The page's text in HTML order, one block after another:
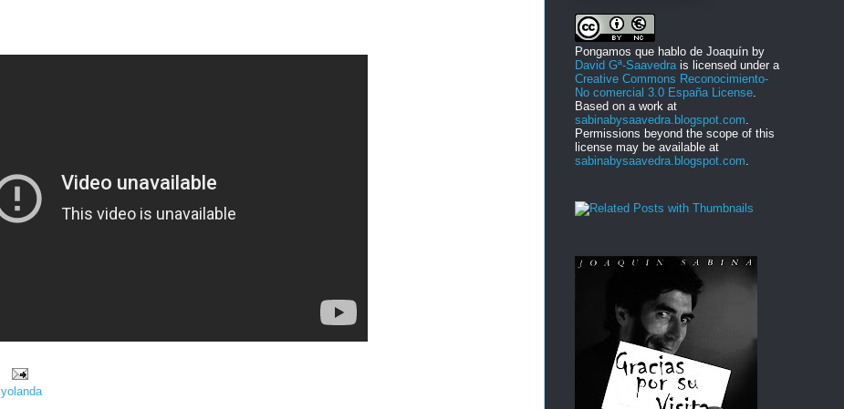
yolanda
Pongamos que hablo de Joaquín by
David Gª-Saavedrais licensed under a
Creative Commons Reconocimiento-
No comercial 3.0 España License.
Based on a work at
sabinabysaavedra.blogspot.com.
Permissions beyond the scope of this
license may be available at
sabinabysaavedra.blogspot.com.